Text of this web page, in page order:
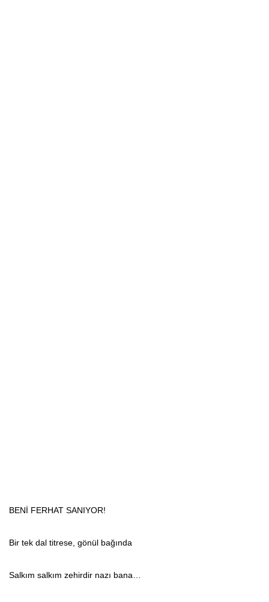
BENİ FERHAT SANIYOR!
Bir tek dal titrese, gönül bağında
Salkım salkım zehirdir nazı bana…